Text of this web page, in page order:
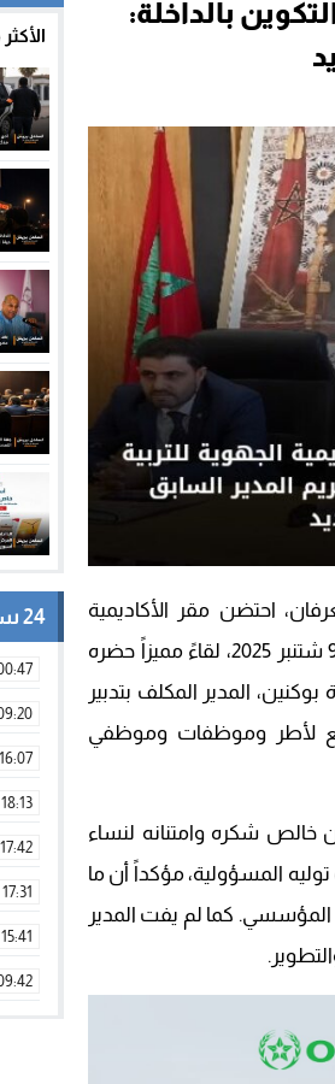
بالداخلة:
احتضن مقر الأكاديمية
الجهوية للتربية والتكوين بجهة الداخلة وادي الذهب، يوم الثلاثاء 9 شتنبر 2025، لقاءً مميزاً حضره
المدير المكلف بتدبير
لأطر وموظفات وموظفي
خالص شكره وامتنانه لنساء
توليه المسؤولية، مؤكداً أن ما
المؤسسي. كما لم يفت المدير
24 ساعة
16:07
18:13
17:42
17:31
15:41